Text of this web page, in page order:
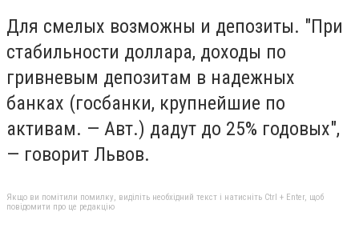
Для смелых возможны и депозиты. "При
стабильности доллара, доходы по
гривневым депозитам в надежных
банках (госбанки, крупнейшие по
активам. — Авт.) дадут до 25% годовых",
— говорит Львов.
Якщо ви помітили помилку, виділіть необхідний текст і натисніть Ctrl + Enter, щоб
повідомити про це редакцію